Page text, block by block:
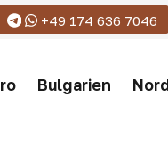
+49 174 636 7046
Bulgarien